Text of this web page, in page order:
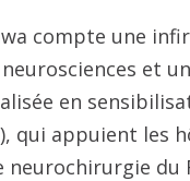
compte une
et
en
qui appuient les
neurochirurgie du